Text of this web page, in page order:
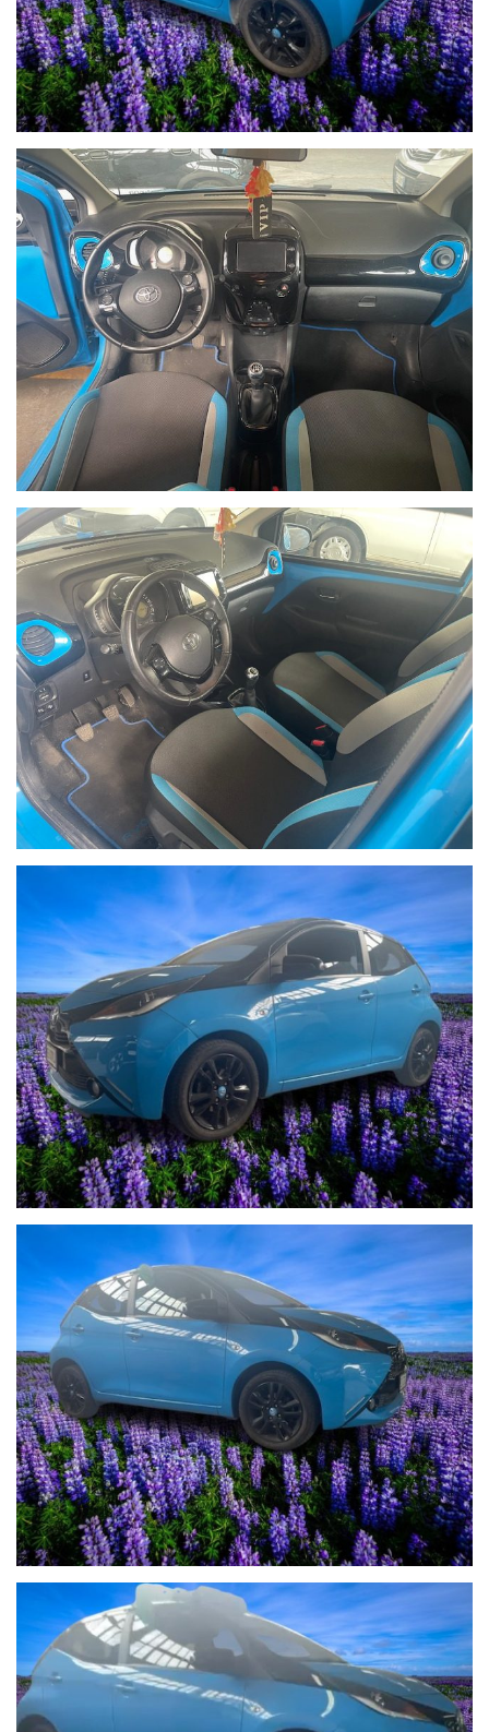
Le disponibilità delle offerte sono limitate e potrebbero
esaurirsi rapidamente. Gli ordini saranno confermati previa
verifica della disponibilità del veicolo.
Salvo diversa indicazione, tutti i prezzi esposti sono da
Disponiamo di numerosi depositi logistici: per questo motivo
non tutte le vetture sono fisicamente presenti presso il nostro
showroom. Vi invitiamo gentilmente a contattarci prima della
visita per verificare la disponibilità dell’auto desiderata.
La valutazione di eventuali vetture in permuta verrà
effettuata esclusivamente dopo visione e verifica delle
condizioni reali del mezzo. Eventuali valutazioni telefoniche
sono da considerarsi puramente indicative.
Vi chiediamo cortesemente di comunicarci eventuali scadenze
relative alle offerte richieste, così da potervi assistere nel
miglior modo possibile.
È disponibile anche il servizio di consegna a domicilio tramite
mezzo attrezzato. Il costo varia in base alla distanza
chilometrica. Contattateci per ricevere maggiori informazioni.
We speak English.
Per i clienti che acquistano una vettura, offriamo
gratuitamente, su richiesta, il servizio di trasferimento dalla
Stazione Ferroviaria Centrale di Modena fino alla nostra sede.
Migliaia di clienti da tutta Italia hanno già scelto Primovei
Auto con soddisfazione.
Per le vetture non presenti in sede, i tempi medi di trasporto
e preconsegna sono di circa 7 giorni. È possibile bloccare il
veicolo con un acconto pari al 10% del valore dell’auto, con un
minimo di € 2.000. Il saldo potrà essere effettuato
comodamente all’arrivo della vettura presso la nostra sede.